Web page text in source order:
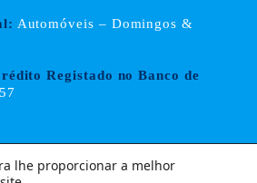
Automóveis – Domingos &
Registado no Banco de
lhe proporcionar a melhor